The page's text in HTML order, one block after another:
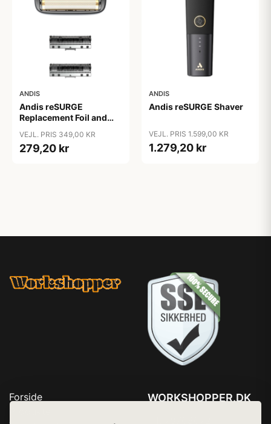
ANDIS
Andis reSURGE
Replacement Foil and
VEJL. PRIS 349,00 KR
279,20 kr
ANDIS
Andis reSURGE Shaver
VEJL. PRIS 1.599,00 KR
1.279,20 kr
Forside
WORKSHOPPER.DK